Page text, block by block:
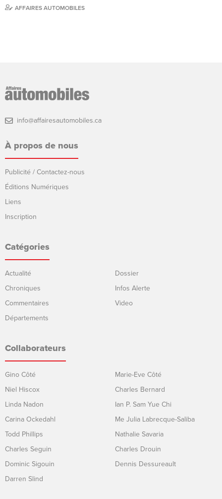
AFFAIRES AUTOMOBILES
info@affairesautomobiles.ca
À propos de nous
Publicité / Contactez-nous
Éditions Numériques
Liens
Inscription
Catégories
Actualité
Chroniques
Commentaires
Départements
Dossier
Infos Alerte
Video
Collaborateurs
Gino Côté
Niel Hiscox
Linda Nadon
Carina Ockedahl
Todd Phillips
Charles Seguin
Dominic Sigouin
Darren Slind
Marie-Eve Côté
Charles Bernard
Ian P. Sam Yue Chi
Me Julia Labrecque-Saliba
Nathalie Savaria
Charles Drouin
Dennis Dessureault